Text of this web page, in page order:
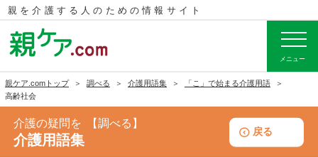
親を介護する人のための情報サイト
メニュー
親ケア.comトップ 調べる 介護用語集
「こ」で始まる介護用語
高齢社会
介護の疑問を 調べる
介護用語集
戻る